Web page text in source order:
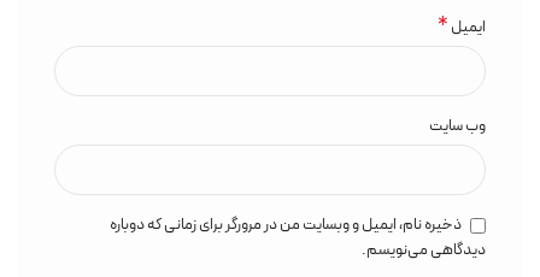
ایمیل *
وب‌ سایت
ذخیره نام، ایمیل و وبسایت من در مرورگر برای زمانی که دوباره
دیدگاهی می‌نویسم.